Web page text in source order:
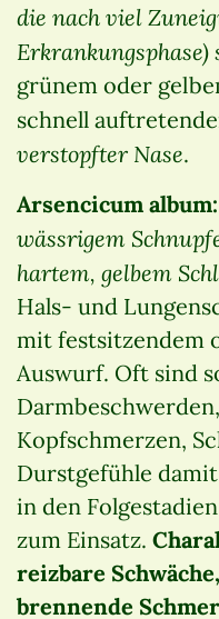
die nach viel
Erkrankungsphase)
grünem oder
schnell
verstopfter Nase.
Arsencicum album:
wässrigem
hartem, gelbem
Hals- und
mit festsitzendem
Auswurf. Oft sind
Kopfschmerzen,
Durstgefühle
in den
zum Einsatz.
reizbare
brennende